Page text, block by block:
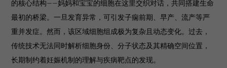
的核心结构——妈妈和宝宝的细胞在这里交织对话，共同搭建生命
最初的桥梁。一旦发育异常，可引发子痫前期、早产、流产等严
重并发症。然而，该区域细胞组成极为复杂且动态变化。过去，
传统技术无法同时解析细胞身份、分子状态及其精确空间位置，
长期制约着妊娠机制的理解与疾病靶点的发现。